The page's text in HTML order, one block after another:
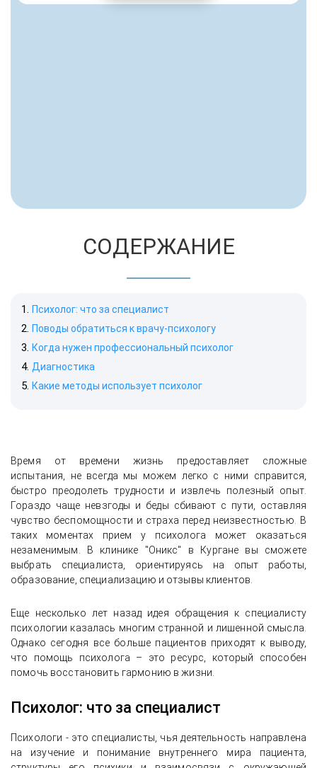
СОДЕРЖАНИЕ
Психолог: что за специалист
Поводы обратиться к врачу-психологу
Когда нужен профессиональный психолог
Диагностика
Какие методы использует психолог
Время от времени жизнь предоставляет сложные
испытания, не всегда мы можем легко с ними справится,
быстро преодолеть трудности и извлечь полезный опыт.
Гораздо чаще невзгоды и беды сбивают с пути, оставляя
чувство беспомощности и страха перед неизвестностью. В
таких моментах прием у психолога может оказаться
незаменимым. В клинике "Оникс" в Кургане вы сможете
выбрать специалиста, ориентируясь на опыт работы,
образование, специализацию и отзывы клиентов.
Еще несколько лет назад идея обращения к специалисту
психологии казалась многим странной и лишенной смысла.
Однако сегодня все больше пациентов приходят к выводу,
что помощь психолога – это ресурс, который способен
помочь восстановить гармонию в жизни.
Психолог: что за специалист
Психологи - это специалисты, чья деятельность направлена
на изучение и понимание внутреннего мира пациента,